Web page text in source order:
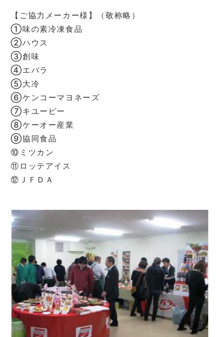
【ご協力メーカー様】（敬称略）
①味の素冷凍食品
②ハウス
③創味
④エバラ
⑤大冷
⑥ケンコーマヨネーズ
⑦キユーピー
⑧ケーオー産業
⑨協同食品
⑩ミツカン
⑪ロッテアイス
⑫ＪＦＤＡ